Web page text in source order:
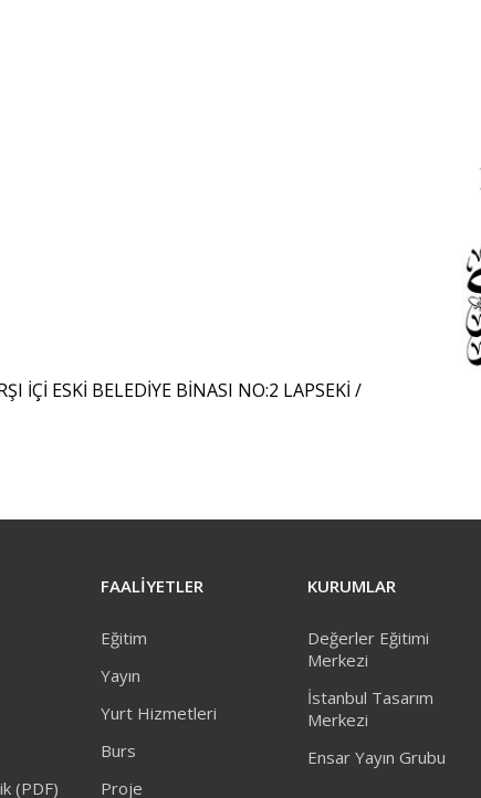
İÇİ ESKİ BELEDİYE BİNASI NO:2 LAPSEKİ /
(PDF)
FAALİYETLER
Eğitim
Yayın
Yurt Hizmetleri
Burs
Proje
KURUMLAR
Değerler Eğitimi
Merkezi
İstanbul Tasarım
Merkezi
Ensar Yayın Grubu